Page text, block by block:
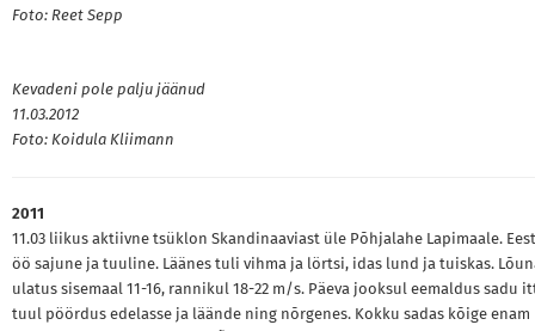
Foto: Reet Sepp
Kevadeni pole palju jäänud
11.03.2012
Foto: Koidula Kliimann
2011
11.03 liikus aktiivne tsüklon Skandinaaviast üle Põhjalahe Lapimaale.
öö sajune ja tuuline. Läänes tuli vihma ja lörtsi, idas lund ja tuiskas.
ulatus sisemaal 11-16, rannikul 18-22 m/s. Päeva jooksul eemaldus sadu
tuul pöördus edelasse ja läände ning nõrgenes. Kokku sadas kõige enam